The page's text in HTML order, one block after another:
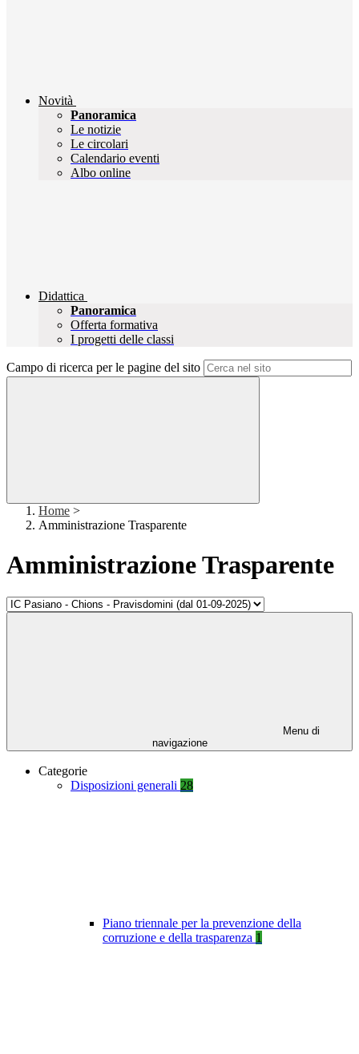
Novità
Panoramica
Le notizie
Le circolari
Calendario eventi
Albo online
Didattica
Panoramica
Offerta formativa
I progetti delle classi
Campo di ricerca per le pagine del sito
Home >
Amministrazione Trasparente
Amministrazione Trasparente
Menu di
navigazione
Categorie
Disposizioni generali 28
Piano triennale per la prevenzione della
corruzione e della trasparenza 1